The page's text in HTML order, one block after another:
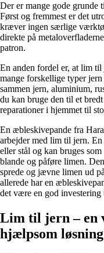
Der er mange gode
Først og fremmest er det
kræver ingen særlige
direkte på
patron.
En anden fordel er, at lim
mange forskellige typer
sammen jern, aluminium,
du kan bruge den til et
reparationer i hjemmet til
En æbleskivepande fra
arbejder med lim til jern.
eller stål og kan bruges
blande og påføre limen.
sprede og jævne limen ud
allerede har en
det være en god
Lim til jern – en
hjælpsom løsning